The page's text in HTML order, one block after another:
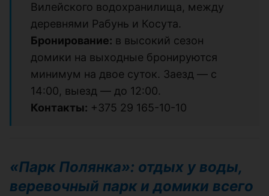
Вилейского водохранилища, между
деревнями Рабунь и Косута.
Бронирование: в высокий сезон
домики на выходные бронируются
минимум на двое суток. Заезд — с
14:00, выезд — до 12:00.
Контакты: +375 29 165-10-10
«Парк Полянка»: отдых у воды,
веревочный парк и домики всего